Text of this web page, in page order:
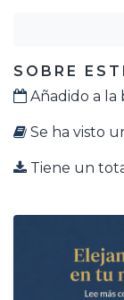
SOBRE
Añadido a la
Se ha visto
Tiene un